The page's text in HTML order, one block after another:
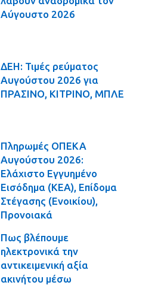
Αύγουστο 2026
ΔΕΗ: Τιμές ρεύματος
Αυγούστου 2026 για
ΠΡΑΣΙΝΟ, ΚΙΤΡΙΝΟ, ΜΠΛΕ
Πληρωμές ΟΠΕΚΑ
Αυγούστου 2026:
Ελάχιστο Εγγυημένο
Εισόδημα (ΚΕΑ), Επίδομα
Στέγασης (Ενοικίου),
Προνοιακά
Πως βλέπουμε
ηλεκτρονικά την
αντικειμενική αξία
ακινήτου μέσω